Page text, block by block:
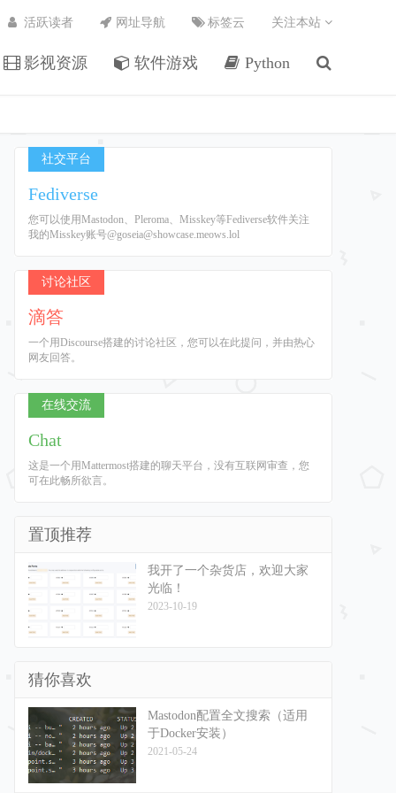
影视资源 软件游戏 Python
活跃读者 网址导航 标签云 关注本站
社交平台
Fediverse
您可以使用Mastodon、Pleroma、Misskey等Fediverse软件关注
我的Misskey账号@goseia@showcase.meows.lol
讨论社区
滴答
一个用Discourse搭建的讨论社区，您可以在此提问，并由热心
网友回答。
在线交流
Chat
这是一个用Mattermost搭建的聊天平台，没有互联网审查，您
可在此畅所欲言。
置顶推荐
我开了一个杂货店，欢迎大家
光临！
2023-10-19
猜你喜欢
Mastodon配置全文搜索（适用
于Docker安装）
2021-05-24